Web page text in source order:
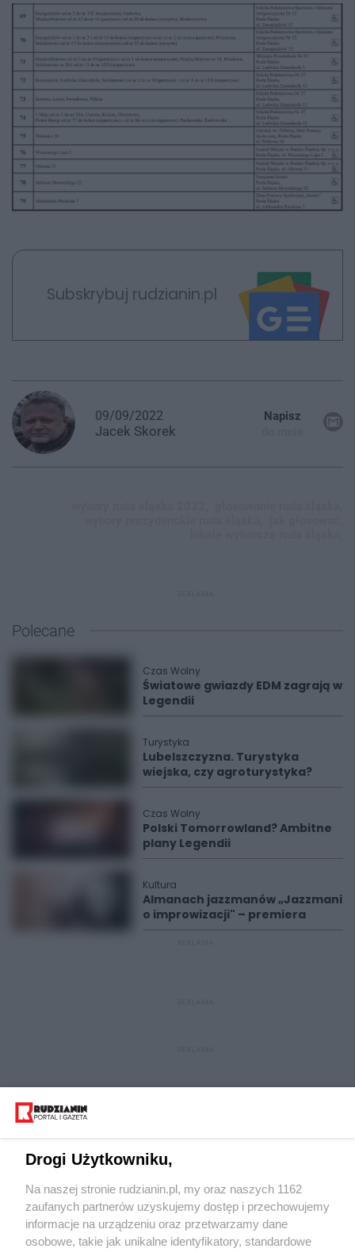
Subskrybuj rudzianin.pl
09/09/2022
Jacek Skorek
Napisz
Polecane
Czas Wolny
Światowe gwiazdy EDM zagrają w
Legendii
Turystyka
Lubelszczyzna. Turystyka
wiejska, czy agroturystyka?
Czas Wolny
Polski Tomorrowland? Ambitne
plany Legendii
Kultura
Almanach jazzmanów „Jazzmani
o improwizacji" – premiera
Wydawca mediów lokalnych
Drogi Użytkowniku,
Na naszej stronie rudzianin.pl, my oraz naszych 1162
zaufanych partnerów uzyskujemy dostęp i przechowujemy
informacje na urządzeniu oraz przetwarzamy dane
osobowe, takie jak unikalne identyfikatory, standardowe